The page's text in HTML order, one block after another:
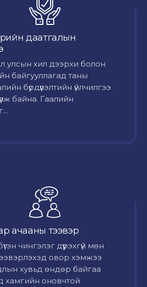
даатгалын
улсын хил дээрхи болон
байгууллагад таны
бүрдүүлэлтийн үйлчилгээ
байна. Гаалийн
ачааны тээвэр
чингэлэг дүүрэхгүй мөн
овор хэмжээ
хувьд өндөр байгаа
хамгийн оновчтой